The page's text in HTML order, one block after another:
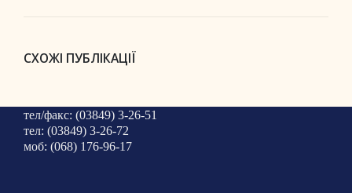
СХОЖІ ПУБЛІКАЦІЇ
тел/факс: (03849) 3-26-51
тел: (03849) 3-26-72
моб: (068) 176-96-17